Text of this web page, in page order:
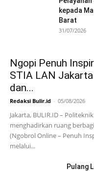
kepada
Barat
31/07/2026
Ngopi Penuh
STIA LAN
dan...
Redaksi Bulir.id - 05/08/2026
Jakarta, BULIR.ID –
menghadirkan ruang
(Ngobrol Online – Penuh
melalui...
Pulang